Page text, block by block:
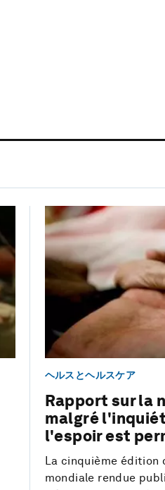
ヘルスとヘルスケア
Rapport sur la
malgré
l'espoir est
La cinquième
mondiale rendue